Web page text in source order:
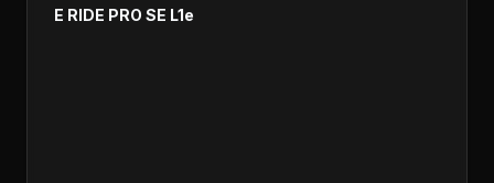
E RIDE PRO SE L1e